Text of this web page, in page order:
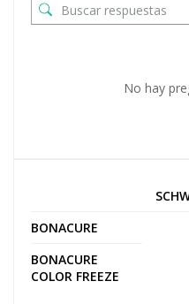
No hay
BONACURE
BONACURE
COLOR FREEZE